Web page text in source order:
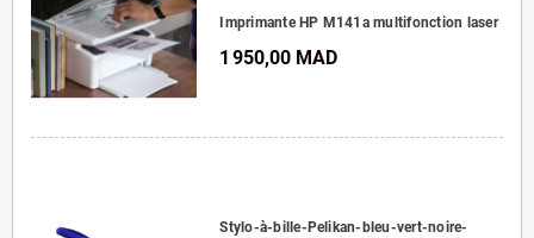
Imprimante HP M141a multifonction laser
1 950,00 MAD
Stylo-à-bille-Pelikan-bleu-vert-noire-